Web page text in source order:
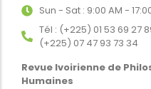
Sun - Sat : 9:00 AM -
Tél : (+225) 01 53 69 27
(+225) 07 47 93 73 34
Revue Ivoirienne de
Humaines